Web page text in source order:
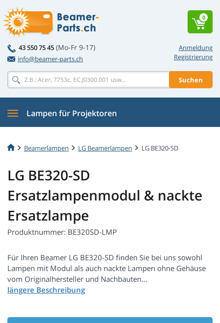
Anmeldung
Registrierung
43 550 75 45 (Mo-Fr 9-17)
info@beamer-parts.ch
Suchen
0
Lampen für Projektoren
Beamerlampen LG Beamerlampen LG BE320-SD
LG BE320-SD
Ersatzlampenmodul & nackte
Ersatzlampe
Produktnummer: BE320SD-LMP
Für Ihren Beamer LG BE320-SD finden Sie bei uns sowohl
Lampen mit Modul als auch nackte Lampen ohne Gehäuse
vom Originalhersteller und Nachbauten...